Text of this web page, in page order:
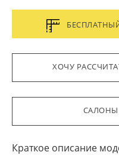
ХОЧУ
Краткое описание